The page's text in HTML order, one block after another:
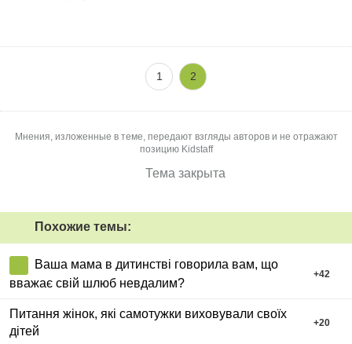
1 2
Мнения, изложенные в теме, передают взгляды авторов и не отражают
позицию Kidstaff
Тема закрыта
Похожие темы:
Ваша мама в дитинстві говорила вам, що
вважає свій шлюб невдалим?
+42
Питання жінок, які самотужки виховували своїх
дітей
+20